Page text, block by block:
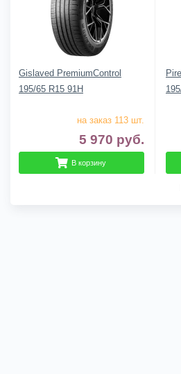
Gislaved PremiumControl
195/65 R15 91H
на заказ 113 шт.
5 970 руб.
В корзину